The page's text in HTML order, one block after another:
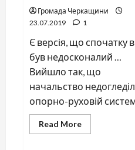
Громада Черкащини
23.07.2019
1
Є версія, що спочатку
був недосконалий …
Вийшло так, що
начальство
опорно-руховій
Read MoreRead
more